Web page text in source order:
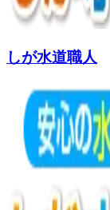
しが水道職人